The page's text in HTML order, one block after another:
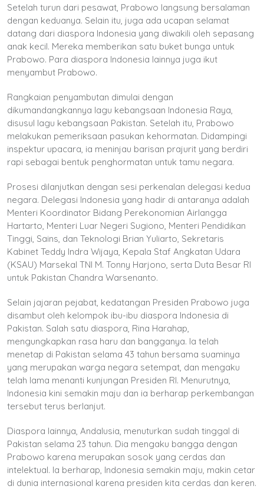
Setelah turun dari pesawat, Prabowo langsung bersalaman
dengan keduanya. Selain itu, juga ada ucapan selamat
datang dari diaspora Indonesia yang diwakili oleh sepasang
anak kecil. Mereka memberikan satu buket bunga untuk
Prabowo. Para diaspora Indonesia lainnya juga ikut
menyambut Prabowo.
Rangkaian penyambutan dimulai dengan
dikumandangkannya lagu kebangsaan Indonesia Raya,
disusul lagu kebangsaan Pakistan. Setelah itu, Prabowo
melakukan pemeriksaan pasukan kehormatan. Didampingi
inspektur upacara, ia meninjau barisan prajurit yang berdiri
rapi sebagai bentuk penghormatan untuk tamu negara.
Prosesi dilanjutkan dengan sesi perkenalan delegasi kedua
negara. Delegasi Indonesia yang hadir di antaranya adalah
Menteri Koordinator Bidang Perekonomian Airlangga
Hartarto, Menteri Luar Negeri Sugiono, Menteri Pendidikan
Tinggi, Sains, dan Teknologi Brian Yuliarto, Sekretaris
Kabinet Teddy Indra Wijaya, Kepala Staf Angkatan Udara
(KSAU) Marsekal TNI M. Tonny Harjono, serta Duta Besar RI
untuk Pakistan Chandra Warsenanto.
Selain jajaran pejabat, kedatangan Presiden Prabowo juga
disambut oleh kelompok ibu-ibu diaspora Indonesia di
Pakistan. Salah satu diaspora, Rina Harahap,
mengungkapkan rasa haru dan bangganya. Ia telah
menetap di Pakistan selama 43 tahun bersama suaminya
yang merupakan warga negara setempat, dan mengaku
telah lama menanti kunjungan Presiden RI. Menurutnya,
Indonesia kini semakin maju dan ia berharap perkembangan
tersebut terus berlanjut.
Diaspora lainnya, Andalusia, menuturkan sudah tinggal di
Pakistan selama 23 tahun. Dia mengaku bangga dengan
Prabowo karena merupakan sosok yang cerdas dan
intelektual. Ia berharap, Indonesia semakin maju, makin cetar
di dunia internasional karena presiden kita cerdas dan keren.